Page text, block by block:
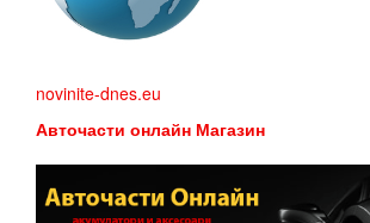
novinite-dnes.eu
Авточасти онлайн Магазин